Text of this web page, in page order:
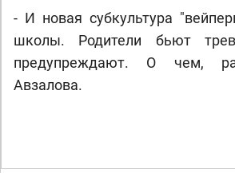
- И новая субкультура
школы. Родители бьют
предупреждают. О чем,
Авзалова.